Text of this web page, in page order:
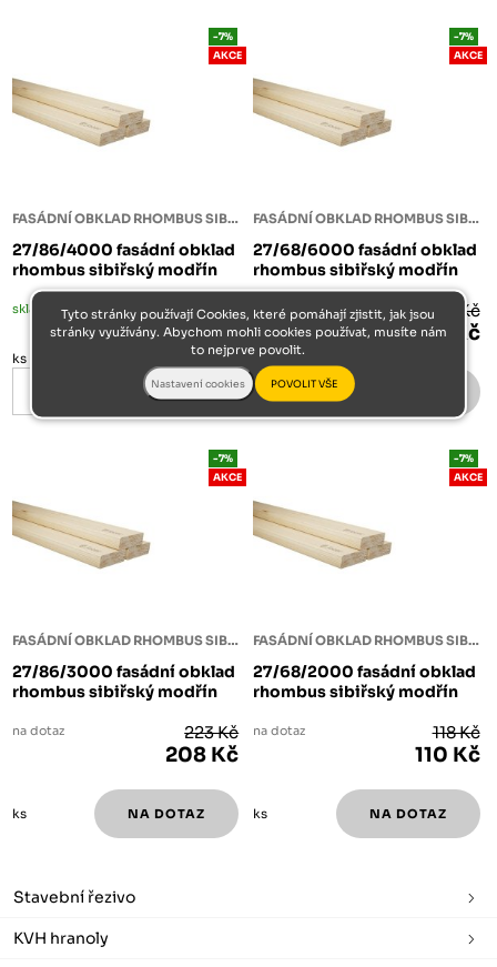
FASÁDNÍ OBKLAD RHOMBUS SIBIŘSKÝ MODŘÍN
27/86/4000 fasádní obklad
rhombus sibiřský modřín
-7%
AKCE
skladem 298 Kč
277 Kč
ks
FASÁDNÍ OBKLAD RHOMBUS SIBIŘSKÝ MODŘÍN
27/68/6000 fasádní obklad
rhombus sibiřský modřín
-7%
AKCE
na dotaz 47 795 Kč
44 449 Kč
m3
FASÁDNÍ OBKLAD RHOMBUS SIBIŘSKÝ MODŘÍN
27/86/3000 fasádní obklad
rhombus sibiřský modřín
-7%
AKCE
na dotaz 223 Kč
208 Kč
ks
FASÁDNÍ OBKLAD RHOMBUS SIBIŘSKÝ MODŘÍN
27/68/2000 fasádní obklad
rhombus sibiřský modřín
-7%
AKCE
na dotaz 118 Kč
110 Kč
ks
Stavební řezivo
KVH hranoly
Tyto stránky používají Cookies, které pomáhají zjistit, jak jsou
stránky využívány. Abychom mohli cookies používat, musíte nám
to nejprve povolit.